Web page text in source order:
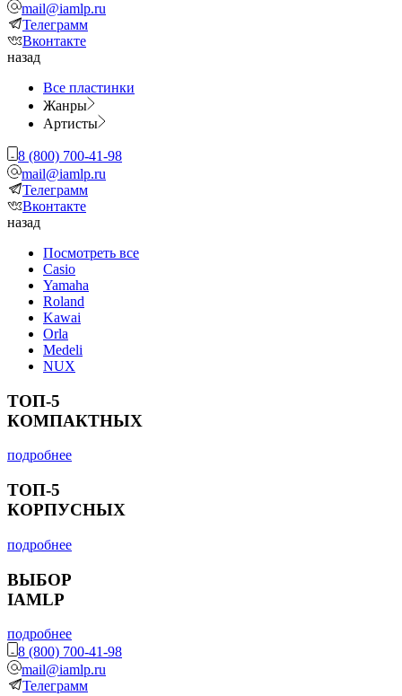
mail@iamlp.ru
Телеграмм
Вконтакте
назад
Все пластинки
Жанры
Артисты
8 (800) 700-41-98
mail@iamlp.ru
Телеграмм
Вконтакте
назад
Посмотреть все
Casio
Yamaha
Roland
Kawai
Orla
Medeli
NUX
ТОП-5
КОМПАКТНЫХ
подробнее
ТОП-5
КОРПУСНЫХ
подробнее
ВЫБОР
IAMLP
подробнее
8 (800) 700-41-98
mail@iamlp.ru
Телеграмм